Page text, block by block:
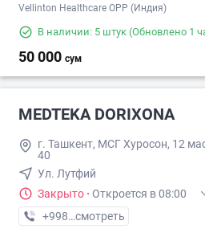
Vellinton Healthcare OPP (Индия)
В наличии: 5 штук (Обновлено 1
50 000 сум
MEDTEKA DORIXONA
г. Ташкент, МСГ Хуросон, 12
40
Ул. Лутфий
Закрыто · Откроется в 08:00
+998 (91) XXX-XX-XX
смотреть